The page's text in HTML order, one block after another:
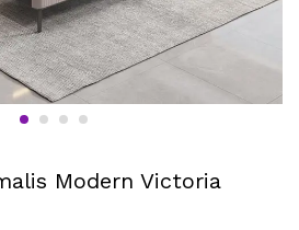
Modern Victoria